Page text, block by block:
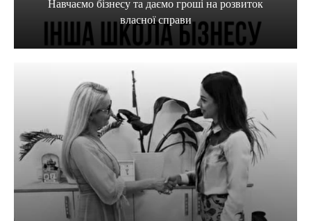
Навчаємо бізнесу та даємо гроші на розвиток
власної справи